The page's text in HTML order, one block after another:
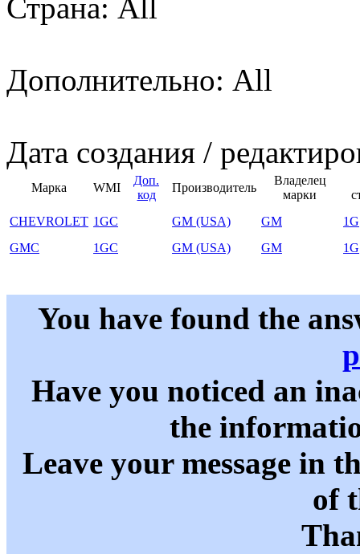
Страна: All
Дополнительно: All
Дата создания /
Марка WMI
Доп.
код
Производитель
Владелец
марки
CHEVROLET 1GC GM (USA) GM
1G
GMC
1GC GM (USA) GM 1G
You have found the
Have you noticed an
the
Leave your message in
of